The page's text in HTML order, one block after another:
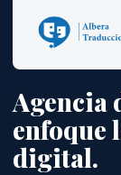
Agencia
enfoque
digital.